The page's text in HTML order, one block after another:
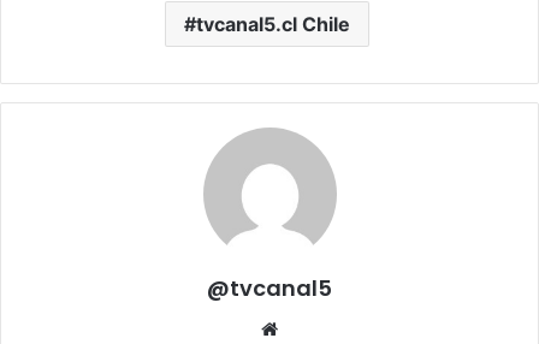
tvcanal5.cl Chile
@tvcanal5